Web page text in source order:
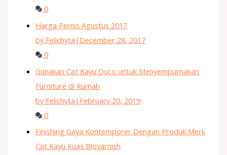
0
Harga Pernis Agustus 2017
by Felichyta | December 28, 2017
0
Gunakan Cat Kayu Duco untuk Menyempurnakan
Furniture di Rumah
by Felichyta | February 20, 2019
0
Finishing Gaya Kontemporer Dengan Produk Merk
Cat Kayu Kuas Biovarnish